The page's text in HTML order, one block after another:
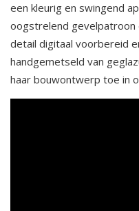
een kleurig en swingend
oogstrelend gevelpatroon
detail digitaal voorbereid
handgemetseld van
haar bouwontwerp toe in